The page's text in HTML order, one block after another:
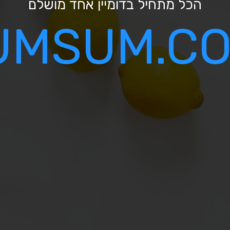
הכל מתחיל בדומיין אחד מושלם